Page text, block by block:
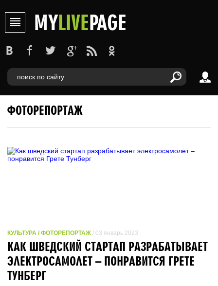
MYLIVEPAGE
ФОТОРЕПОРТАЖ
КУЛЬТУРА / ФОТОРЕПОРТАЖ / 03 январь 2023
КАК ШВЕДСКИЙ СТАРТАП РАЗРАБАТЫВАЕТ
ЭЛЕКТРОСАМОЛЕТ – ПОНРАВИТСЯ ГРЕТЕ
ТУНБЕРГ